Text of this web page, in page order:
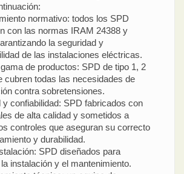
normativo: todos los SPD
con las normas IRAM 24388 y
la seguridad y
de las instalaciones eléctricas.
de productos: SPD de tipo 1, 2
cubren todas las necesidades de
contra sobretensiones.
y confiabilidad: SPD fabricados con
de alta calidad y sometidos a
controles que aseguran su correcto
y durabilidad.
SPD diseñados para
instalación y el mantenimiento.